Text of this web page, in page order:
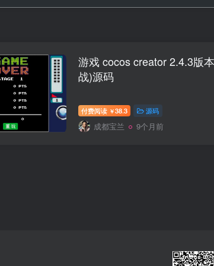
游戏 cocos creator 2.4.3版
战)源码
付费阅读 ￥38.3 源码
成都宝兰 9个月前